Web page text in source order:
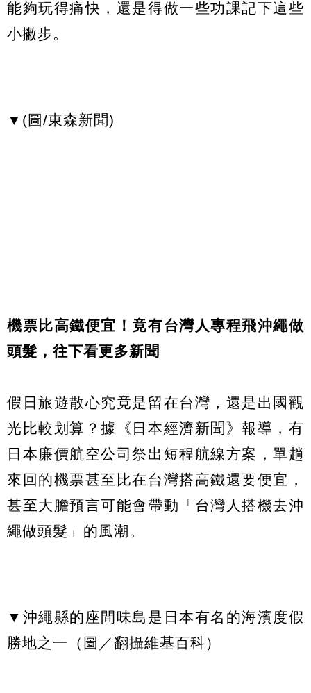
能夠玩得痛快，還是得做一些功課記下這些
小撇步。
▼(圖/東森新聞)
機票比高鐵便宜！竟有台灣人專程飛沖繩做
頭髮，往下看更多新聞
假日旅遊散心究竟是留在台灣，還是出國觀
光比較划算？據《日本經濟新聞》報導，有
日本廉價航空公司祭出短程航線方案，單趟
來回的機票甚至比在台灣搭高鐵還要便宜，
甚至大膽預言可能會帶動「台灣人搭機去沖
繩做頭髮」的風潮。
▼沖繩縣的座間味島是日本有名的海濱度假
勝地之一（圖／翻攝維基百科）